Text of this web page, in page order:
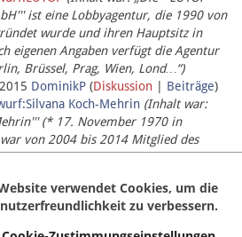
ist eine Lobbyagentur, die 1990 von
wurde und ihren Hauptsitz in
eigenen Angaben verfügt die Agentur
Brüssel, Prag, Wien, Lond…“)
DominikP (Diskussion Beiträge)
Koch-Mehrin (Inhalt war:
(* 17. November 1970 in
von 2004 bis 2014 Mitglied des
seit November 2014 ist sie für
verwendet Cookies, um die
zu verbessern.